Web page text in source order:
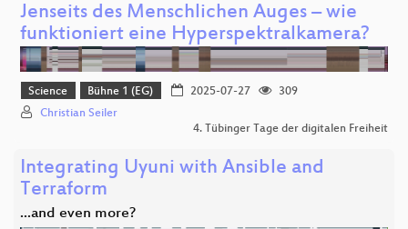
Jenseits des Menschlichen Auges – wie
funktioniert eine Hyperspektralkamera?
Science Bühne 1 (EG) 2025-07-27
309
Christian Seiler
4. Tübinger Tage der digitalen Freiheit
Integrating Uyuni with Ansible and
Terraform
...and even more?